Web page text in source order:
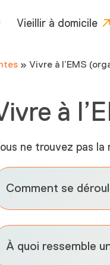
Vieillir à domicile
» Vivre à l’EMS
à
ne trouvez pas la
Comment se
À quoi ressemble